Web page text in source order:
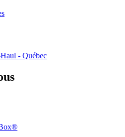
- Québec